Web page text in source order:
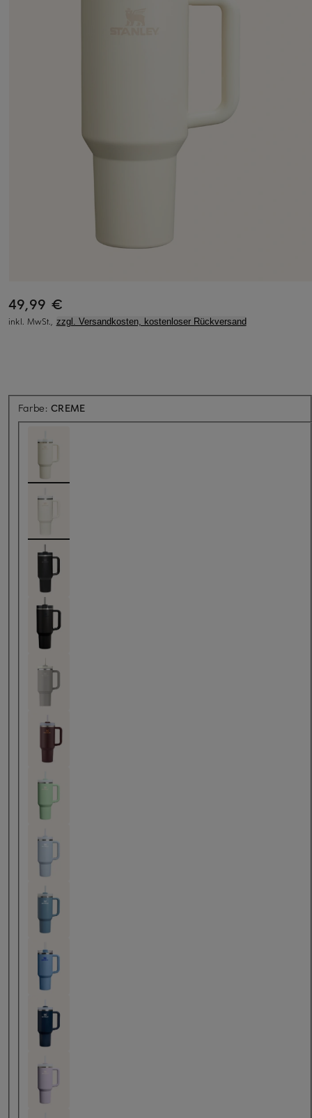
49,99 €
inkl. MwSt., zzgl. Versandkosten, kostenloser Rückversand
Farbe:CREME